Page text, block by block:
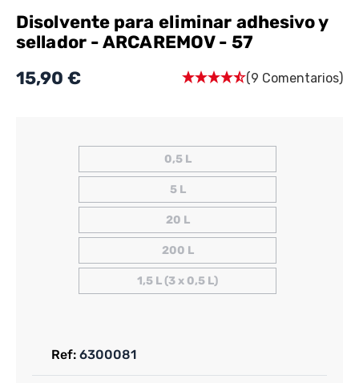
Disolvente para eliminar adhesivo y
sellador - ARCAREMOV - 57
15,90 €
(9 Comentarios)
Ref: 6300081
0,5 L
5 L
20 L
200 L
1,5 L (3 x 0,5 L)